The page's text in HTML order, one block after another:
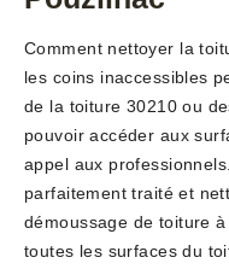
Comment nettoyer la
les coins inaccessibles
de la toiture 30210 ou
pouvoir accéder aux
appel aux
parfaitement traité et
démoussage de toiture
toutes les surfaces du